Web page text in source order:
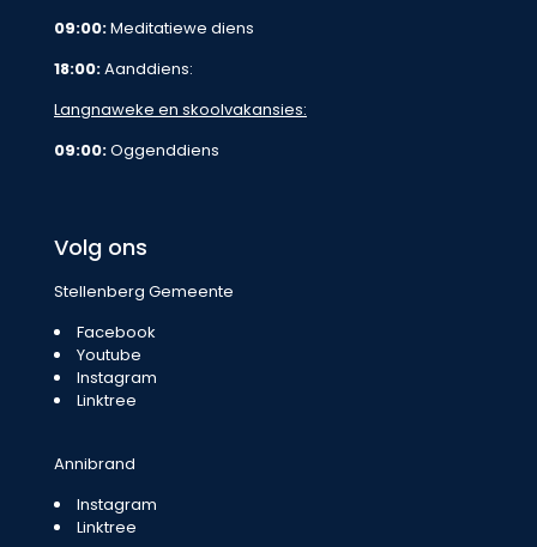
09:00:Meditatiewe diens
18:00:Aanddiens:
Langnaweke en skoolvakansies:
09:00:Oggenddiens
Volg ons
Stellenberg Gemeente
Facebook
Youtube
Instagram
Linktree
Annibrand
Instagram
Linktree